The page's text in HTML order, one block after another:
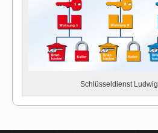
Schlüsseldienst Ludwig